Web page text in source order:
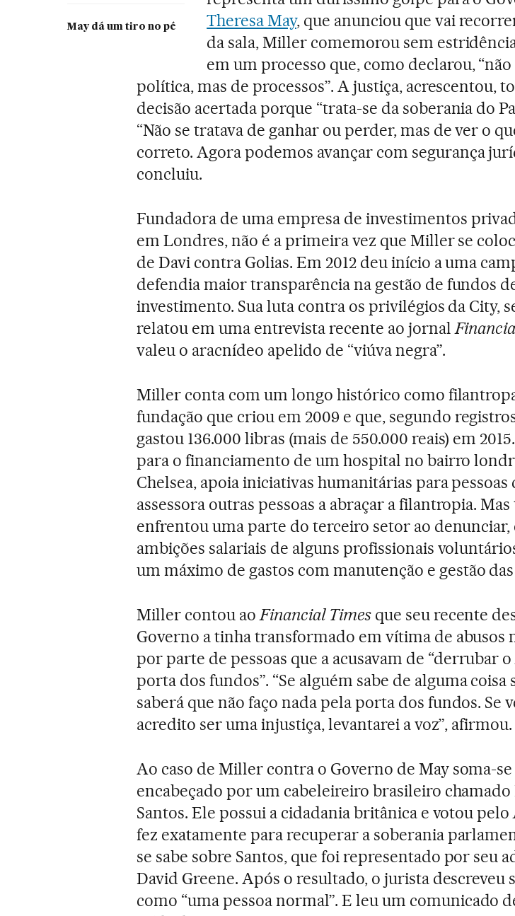
May dá um tiro no pé
Theresa May, que anunciou que vai
da sala, Miller comemorou sem
em um processo que, como declarou,
política, mas de processos”. A justiça, acrescentou,
decisão acertada porque “trata-se da soberania do
“Não se tratava de ganhar ou perder, mas de ver o
correto. Agora podemos avançar com segurança
concluiu.
Fundadora de uma empresa de investimentos
em Londres, não é a primeira vez que Miller se
de Davi contra Golias. Em 2012 deu início a uma
defendia maior transparência na gestão de fundos
investimento. Sua luta contra os privilégios da City,
relatou em uma entrevista recente ao jornal
valeu o aracnídeo apelido de “viúva negra”.
Miller conta com um longo histórico como
fundação que criou em 2009 e que, segundo
gastou 136.000 libras (mais de 550.000 reais) em
para o financiamento de um hospital no bairro
Chelsea, apoia iniciativas humanitárias para pessoas
assessora outras pessoas a abraçar a filantropia.
enfrentou uma parte do terceiro setor ao denunciar,
ambições salariais de alguns profissionais
um máximo de gastos com manutenção e gestão
Miller contou aoFinancial Times que seu recente
Governo a tinha transformado em vítima de abusos
por parte de pessoas que a acusavam de “derrubar o
porta dos fundos”. “Se alguém sabe de alguma
saberá que não faço nada pela porta dos fundos. Se
acredito ser uma injustiça, levantarei a voz”, afirmou.
Ao caso de Miller contra o Governo de May soma-
encabeçado por um cabeleireiro brasileiro
Santos. Ele possui a cidadania britânica e votou pelo
fez exatamente para recuperar a soberania
se sabe sobre Santos, que foi representado por seu
David Greene. Após o resultado, o jurista descreveu
como “uma pessoa normal”. E leu um comunicado